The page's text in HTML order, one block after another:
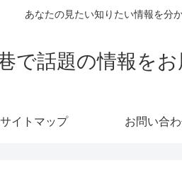
あなたの見たい知りたい情報を分
で話題の情報を
サイトマップ お問い合